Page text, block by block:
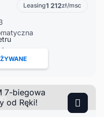
Leasing1 212zł/msc